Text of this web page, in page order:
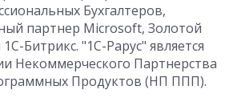
Бухгалтеров,
партнер Microsoft, Золотой
Битрикс. "1С-Рарус" является
Некоммерческого Партнерства
Продуктов (НП ППП).